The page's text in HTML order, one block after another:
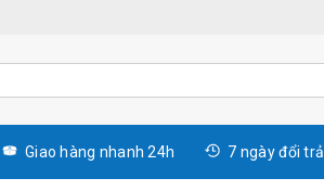
Giao hàng nhanh 24h 7 ngày đổi trả